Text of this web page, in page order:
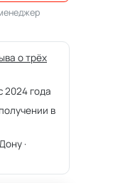
о трёх
2024 года
в
·